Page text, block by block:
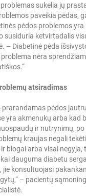
sukelia jų
paveikia pėdas,
pėdos problemos
susiduria ketvirtadalis
– Diabetinė pėda
nėra
atsiradimas
prarandamas pėdos
yra akmenukų arba kad
ir nutrynimų,
kraujas negali
blogai arba visai negyja,
dauguma diabetu
jie konsultuojasi
– pacientų